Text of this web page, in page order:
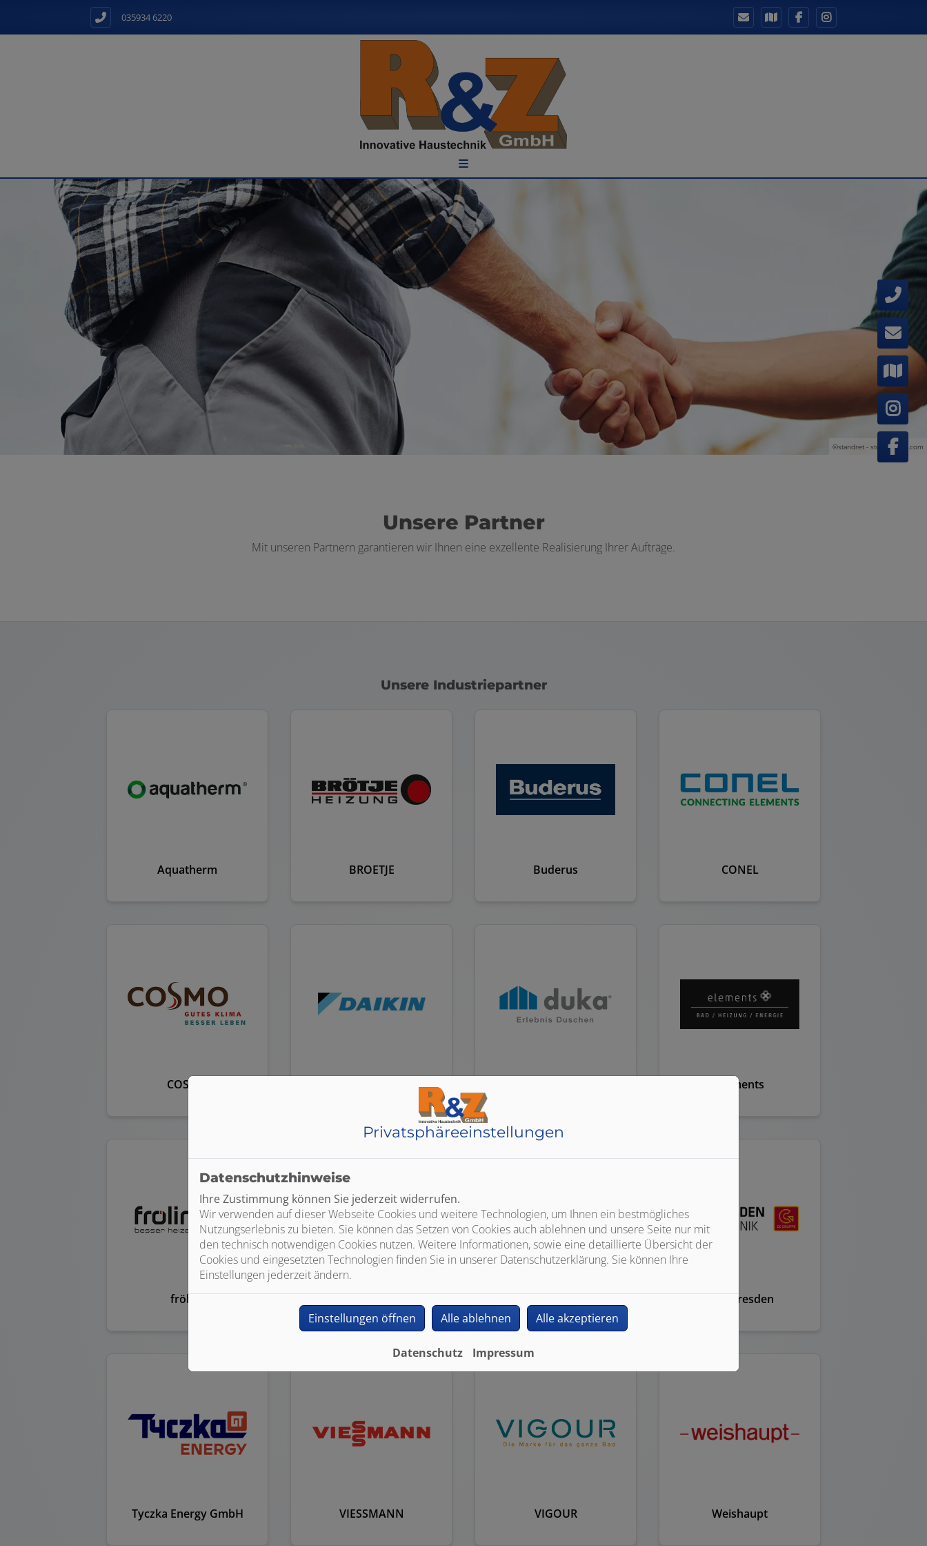
035934 6220
©standret - stock.adobe.com
Unsere Partner
Mit unseren Partnern garantieren wir Ihnen eine exzellente Realisierung Ihrer Aufträge.
Unsere Industriepartner
Aquatherm BROETJE Buderus CONEL
COSMO elements
fröling Hargassner Mitsubishi SHT Dresden
Tyczka Energy GmbH VIESSMANN VIGOUR Weishaupt
schließen
schließen
und schließen
und schließen
Privatsphäre­einstellungen
Datenschutzhinweise
Ihre Zustimmung können Sie jederzeit widerrufen.
Wir verwenden auf dieser Webseite Cookies und weitere Technologien, um Ihnen ein bestmögliches
Nutzungserlebnis zu bieten. Sie können das Setzen von Cookies auch ablehnen und unsere Seite nur mit
den technisch notwendigen Cookies nutzen. Weitere Informationen, sowie eine detaillierte Übersicht der
Cookies und eingesetzten Technologien finden Sie in unserer Datenschutzerklärung. Sie können Ihre
Einstellungen jederzeit ändern.
Einstellungen öffnen Alle ablehnen Alle akzeptieren
Datenschutz Impressum